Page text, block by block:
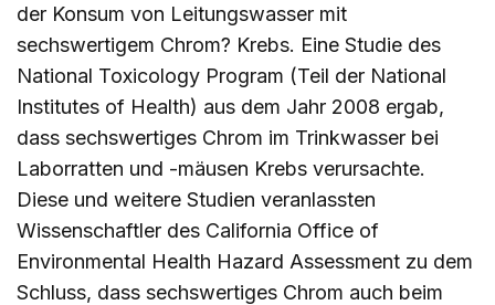
der Konsum von Leitungswasser mit
sechswertigem Chrom? Krebs. Eine Studie des
National Toxicology Program (Teil der National
Institutes of Health) aus dem Jahr 2008 ergab,
dass sechswertiges Chrom im Trinkwasser bei
Laborratten und -mäusen Krebs verursachte.
Diese und weitere Studien veranlassten
Wissenschaftler des California Office of
Environmental Health Hazard Assessment zu dem
Schluss, dass sechswertiges Chrom auch beim